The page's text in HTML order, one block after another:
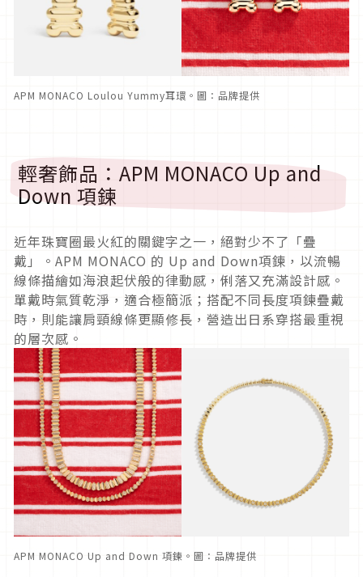
APM MONACO Loulou Yummy耳環。圖：品牌提供
輕奢飾品：APM MONACO Up and
Down 項鍊
近年珠寶圈最火紅的關鍵字之一，絕對少不了「疊
戴」。APM MONACO 的 Up and Down項鍊，以流暢
線條描繪如海浪起伏般的律動感，俐落又充滿設計感。
單戴時氣質乾淨，適合極簡派；搭配不同長度項鍊疊戴
時，則能讓肩頸線條更顯修長，營造出日系穿搭最重視
的層次感。
APM MONACO Up and Down 項鍊。圖：品牌提供